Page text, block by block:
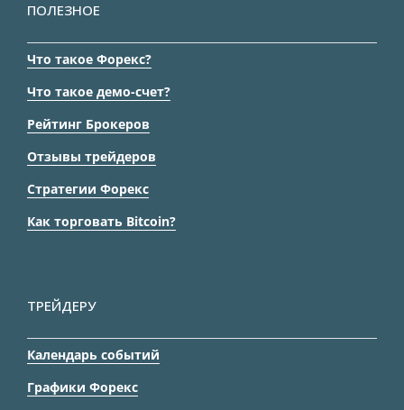
ПОЛЕЗНОЕ
Что такое Форекс?
Что такое демо-счет?
Рейтинг Брокеров
Отзывы трейдеров
Стратегии Форекс
Как торговать Bitcoin?
ТРЕЙДЕРУ
Календарь событий
Графики Форекс